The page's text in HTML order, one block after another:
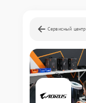
Сервисный